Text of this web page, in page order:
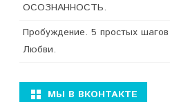
ОСОЗНАННОСТЬ.
Пробуждение. 5 простых
Любви.
МЫ В ВКОНТАКТЕ